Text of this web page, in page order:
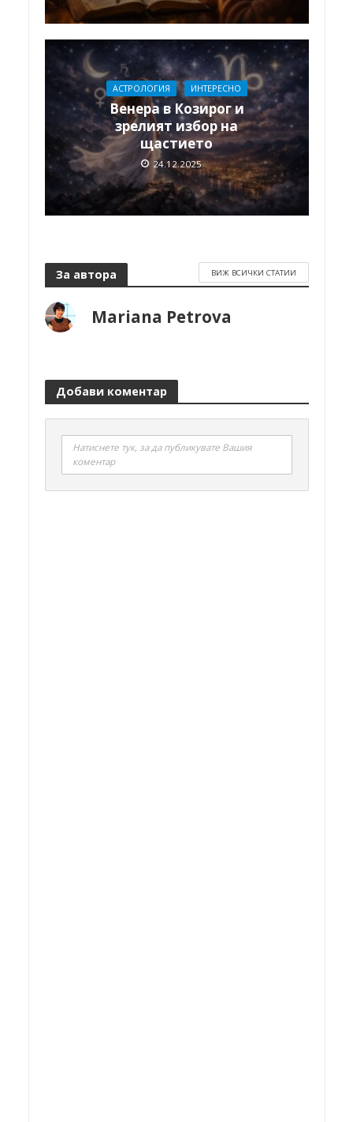
АСТРОЛОГИЯ ИНТЕРЕСНО
Венера в Козирог и
зрелият избор на
щастието
24.12.2025
За автора ВИЖ ВСИЧКИ СТАТИИ
Mariana Petrova
Добави коментар
Натиснете тук, за да публикувате Вашия
коментар